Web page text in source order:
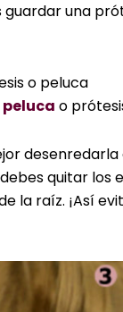
guardar una
o peluca
peluca o
quitar los
la raíz. ¡Así